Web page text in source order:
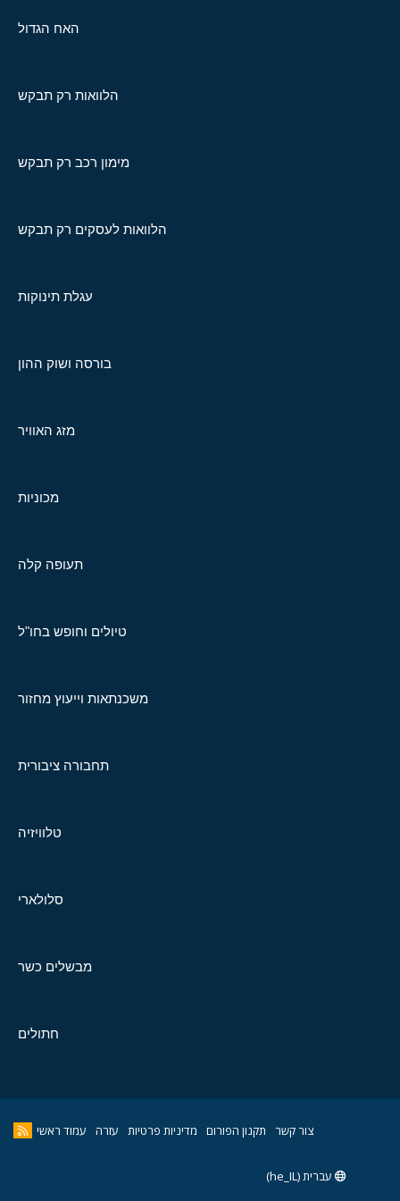
האח הגדול
הלוואות רק תבקש
מימון רכב רק תבקש
הלוואות לעסקים רק תבקש
עגלת תינוקות
בורסה ושוק ההון
מזג האוויר
מכוניות
תעופה קלה
טיולים וחופש בחו"ל
משכנתאות וייעוץ מחזור
תחבורה ציבורית
טלוויזיה
סלולארי
מבשלים כשר
חתולים
צור קשר תקנון הפורום מדיניות פרטיות עזרה עמוד ראשי
עברית (he_IL)